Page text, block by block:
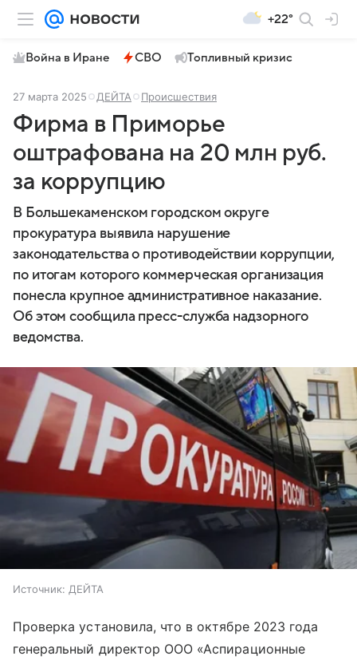
+22°
Война в Иране СВО Топливный кризис
27 марта 2025 ДЕЙТА Происшествия
Фирма в Приморье
оштрафована на 20 млн руб.
за коррупцию
В Большекаменском городском округе
прокуратура выявила нарушение
законодательства о противодействии коррупции,
по итогам которого коммерческая организация
понесла крупное административное наказание.
Об этом сообщила пресс-служба надзорного
ведомства.
Источник: ДЕЙТА
Проверка установила, что в октябре 2023 года
генеральный директор ООО «Аспирационные